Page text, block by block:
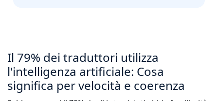
Il 79% dei traduttori utilizza
l'intelligenza artificiale: Cosa
significa per velocità e coerenza